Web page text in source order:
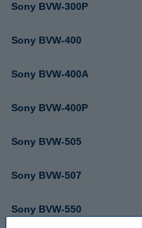
Sony BVW-300P
Sony BVW-400
Sony BVW-400A
Sony BVW-400P
Sony BVW-505
Sony BVW-507
Sony BVW-550